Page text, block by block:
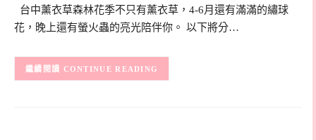
台中薰衣草森林花季不只有薰衣草，4-6月還有滿滿的繡球
花，晚上還有螢火蟲的亮光陪伴你。 以下將分…
CONTINUE READING